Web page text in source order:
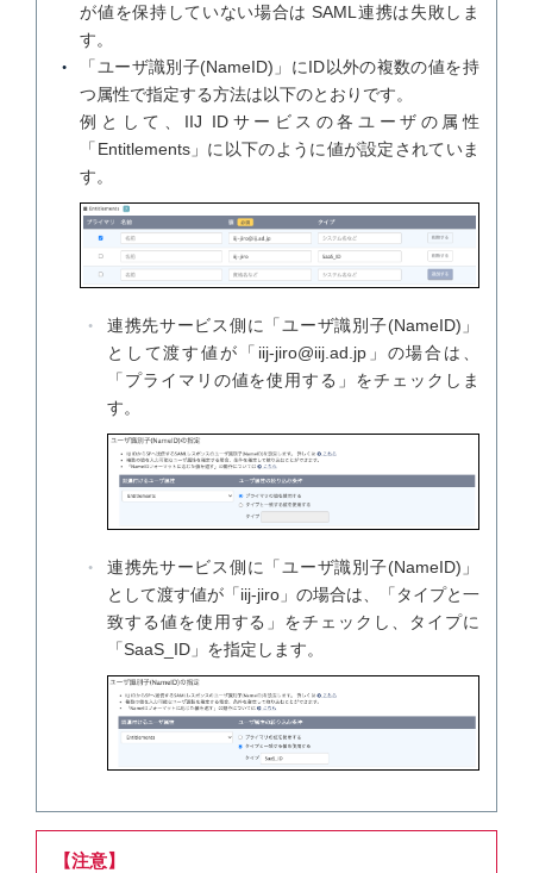
が値を保持していない場合は SAML連携は失敗しま
す。
「ユーザ識別子(NameID)」にID以外の複数の値を持
つ属性で指定する方法は以下のとおりです。
例として、IIJ IDサービスの各ユーザの属性
「Entitlements」に以下のように値が設定されていま
す。
連携先サービス側に「ユーザ識別子(NameID)」
として渡す値が「iij-jiro@iij.ad.jp」の場合は、
「プライマリの値を使用する」をチェックしま
す。
連携先サービス側に「ユーザ識別子(NameID)」
として渡す値が「iij-jiro」の場合は、「タイプと一
致する値を使用する」をチェックし、タイプに
「SaaS_ID」を指定します。
【注意】